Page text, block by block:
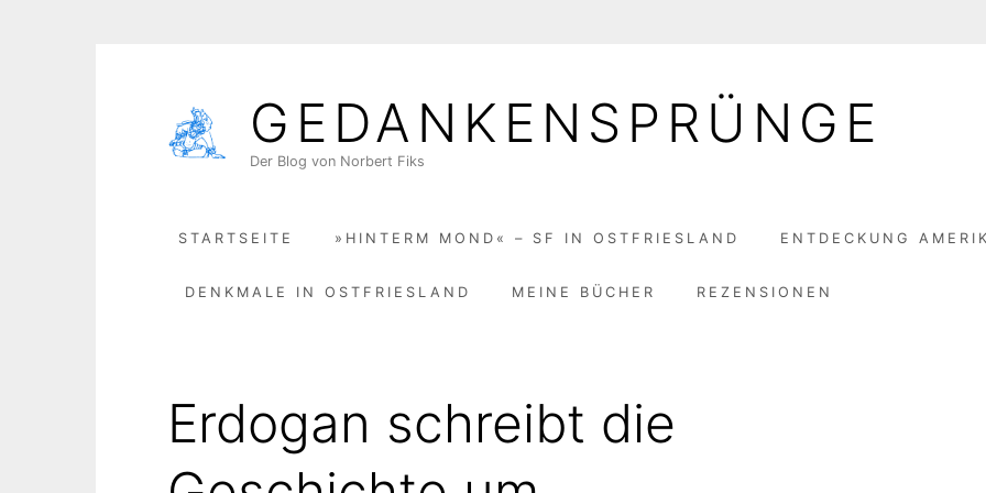
GEDANKENSPRÜNGE
Der Blog von Norbert Fiks
STARTSEITE »HINTERM MOND« – SF IN OSTFRIESLAND ENTDECKUNG
DENKMALE IN OSTFRIESLAND MEINE BÜCHER REZENSIONEN
Erdogan schreibt die